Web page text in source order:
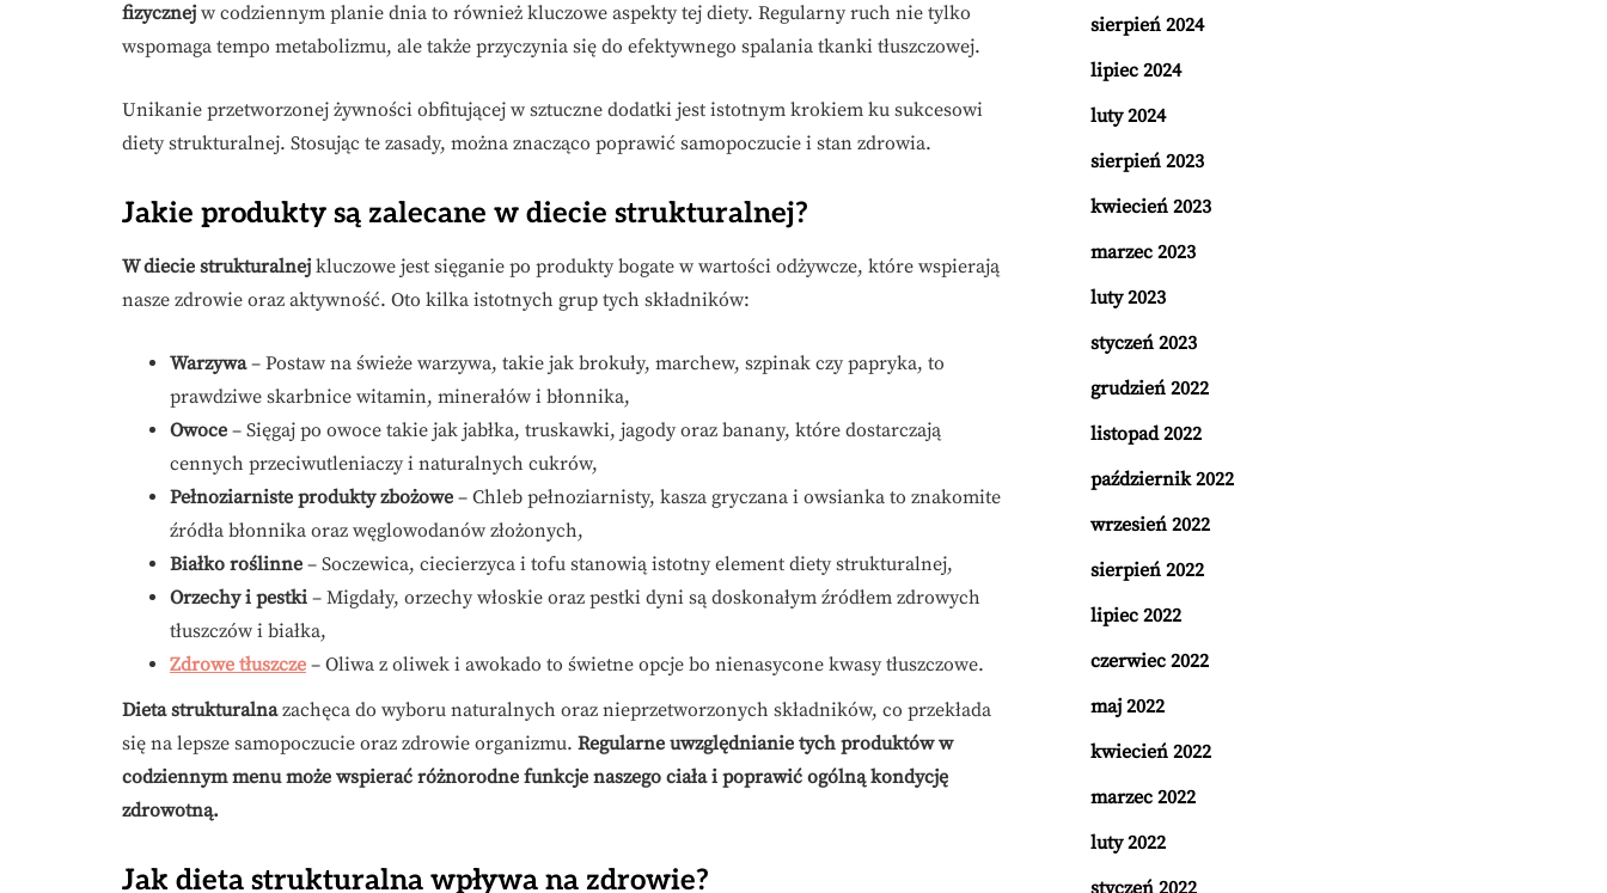
fizycznej w codziennym planie dnia to również kluczowe aspekty tej diety. Regularny ruch nie tylko
wspomaga tempo metabolizmu, ale także przyczynia się do efektywnego spalania tkanki tłuszczowej.
Unikanie przetworzonej żywności obfitującej w sztuczne dodatki jest istotnym krokiem ku sukcesowi
diety strukturalnej. Stosując te zasady, można znacząco poprawić samopoczucie i stan zdrowia.
Jakie produkty są zalecane w diecie strukturalnej?
W diecie strukturalnej kluczowe jest sięganie po produkty bogate w wartości odżywcze, które wspierają
nasze zdrowie oraz aktywność. Oto kilka istotnych grup tych składników:
Warzywa– Postaw na świeże warzywa, takie jak brokuły, marchew, szpinak czy papryka, to
prawdziwe skarbnice witamin, minerałów i błonnika,
Owoce – Sięgaj po owoce takie jak jabłka, truskawki, jagody oraz banany, które dostarczają
cennych przeciwutleniaczy i naturalnych cukrów,
Pełnoziarniste produkty zbożowe – Chleb pełnoziarnisty, kasza gryczana i owsianka to znakomite
źródła błonnika oraz węglowodanów złożonych,
Białko roślinne – Soczewica, ciecierzyca i tofu stanowią istotny element diety strukturalnej,
Orzechy i pestki – Migdały, orzechy włoskie oraz pestki dyni są doskonałym źródłem zdrowych
tłuszczów i białka,
Zdrowe tłuszcze – Oliwa z oliwek i awokado to świetne opcje bo nienasycone kwasy tłuszczowe.
Dieta strukturalnazachęca do wyboru naturalnych oraz nieprzetworzonych składników, co przekłada
się na lepsze samopoczucie oraz zdrowie organizmu. Regularne uwzględnianie tych produktów w
codziennym menu może wspierać różnorodne funkcje naszego ciała i poprawić ogólną kondycję
zdrowotną.
Jak dieta strukturalna wpływa na zdrowie?
sierpień 2024
lipiec 2024
luty 2024
sierpień 2023
kwiecień 2023
marzec 2023
luty 2023
styczeń 2023
grudzień 2022
listopad 2022
październik 2022
wrzesień 2022
sierpień 2022
lipiec 2022
czerwiec 2022
maj 2022
kwiecień 2022
marzec 2022
luty 2022
styczeń 2022